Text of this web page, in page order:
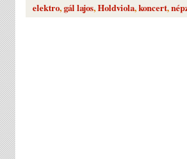
elektro,gál lajos,Holdviola,koncert,